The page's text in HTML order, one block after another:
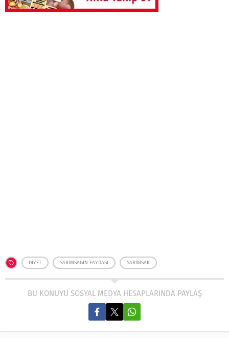
DIYET SARIMSAĞIN FAYDASI SARIMSAK
BU KONUYU SOSYAL MEDYA HESAPLARINDA PAYLAŞ